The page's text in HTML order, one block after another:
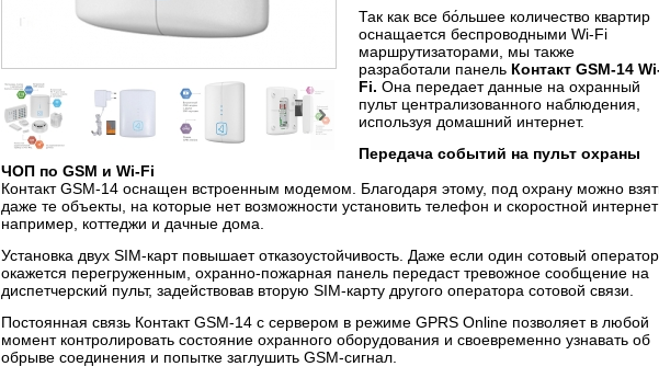
Так как все бо́льшее количество квартир
оснащается беспроводными Wi-Fi
маршрутизаторами, мы также
разработали панель Контакт GSM-14
Fi. Она передает данные на охранный
пульт централизованного наблюдения,
используя домашний интернет.
Передача событий на пульт охраны
ЧОП по GSM и Wi-Fi
Контакт GSM-14 оснащен встроенным модемом. Благодаря этому, под охрану можно
даже те объекты, на которые нет возможности установить телефон и скоростной
например, коттеджи и дачные дома.
Установка двух SIM-карт повышает отказоустойчивость. Даже если один сотовый оператор
окажется перегруженным, охранно-пожарная панель передаст тревожное сообщение на
диспетчерский пульт, задействовав вторую SIM-карту другого оператора сотовой связи.
Постоянная связь Контакт GSM-14 с сервером в режиме GPRS Online позволяет в любой
момент контролировать состояние охранного оборудования и своевременно узнавать об
обрыве соединения и попытке заглушить GSM-сигнал.